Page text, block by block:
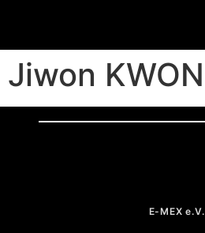
Jiwon KWON
E-MEX e.V.